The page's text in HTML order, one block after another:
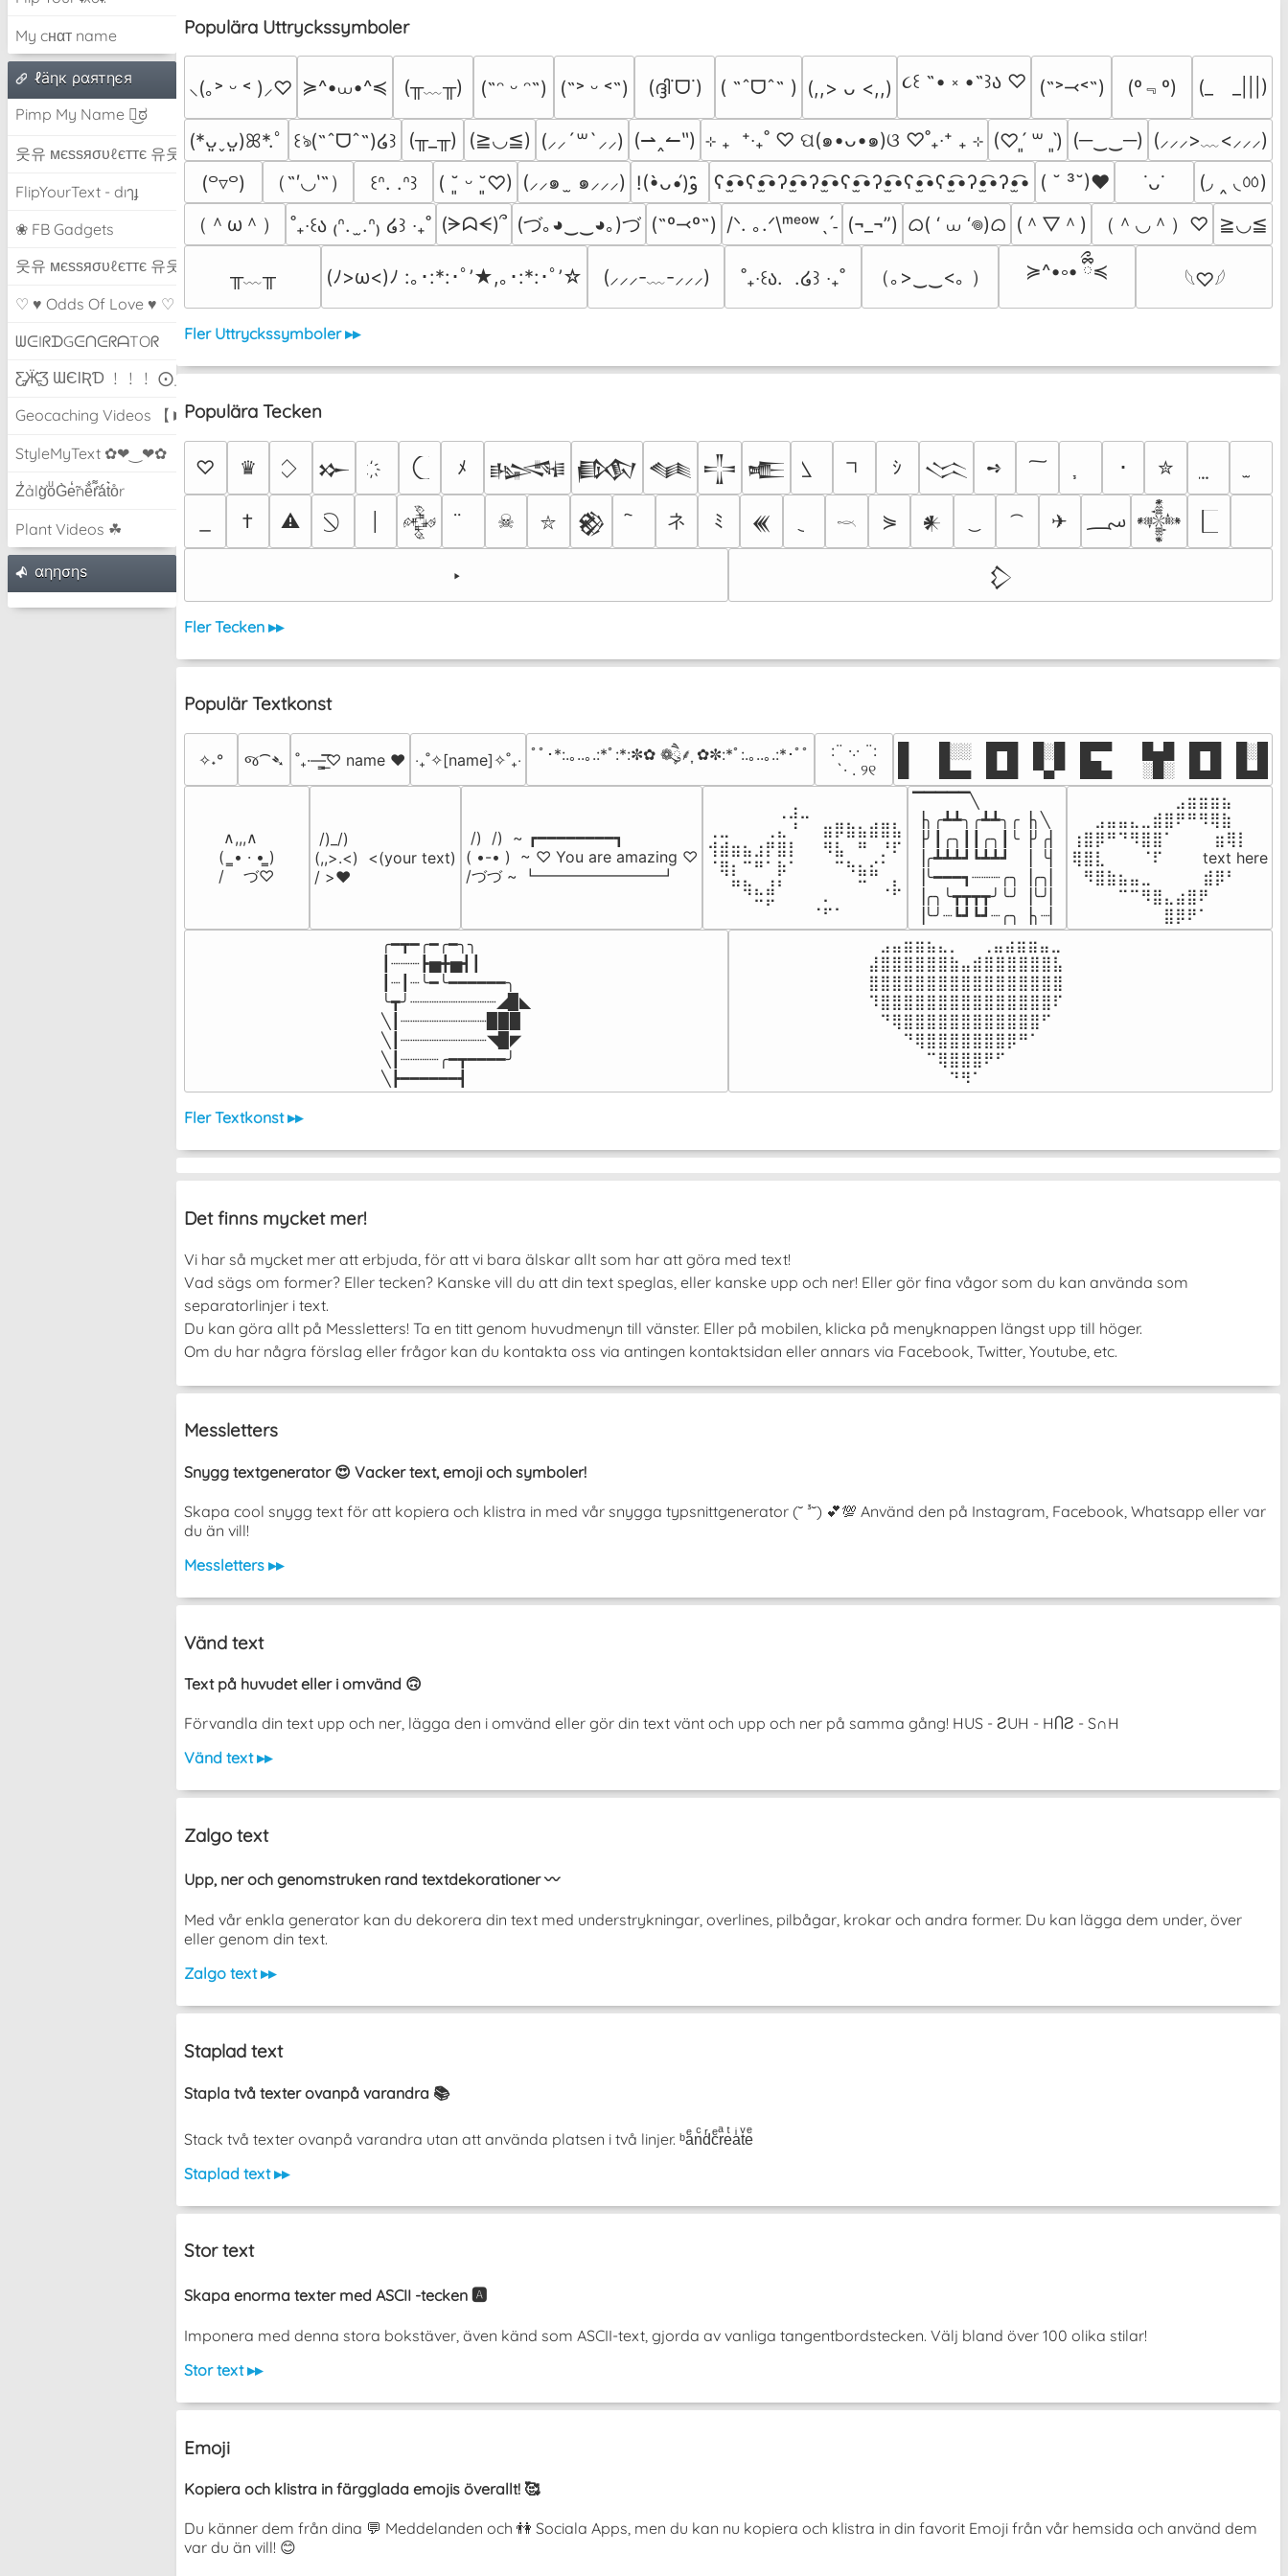
My cнαт name
ℓäηк ραятηєя
Pimp My Name ಠ͜ಠ
웃유 мєѕѕяσυℓєттє 유웃
FlipYourText - dıๅɟ
❀ FB Gadgets
웃유 мєѕѕяσυℓєттє 유웃
♡ ♥ Odds Of Love ♥ ♡
ᗯᕮIᖇᗪGᕮᑎᕮᖇᗩTOᖇ
Ƹ̵̡Ӝ̵̨̄Ʒ ƜЄƖƦƊ ﹗﹗﹗ ⨀_⨀
Geocaching Videos 【►】
StyleMyText ✿❤‿❤✿
Z̾ảlg̀͐oͧG̀e̒̃nȅ̐r͌̑á͑t͛o̊r
Plant Videos ☘
αηησηѕ
Populära Uttryckssymboler
⸜(｡˃ ᵕ ˂ )⸝♡ ≽^•⩊•^≼ (╥﹏╥) (˶ᵔ ᵕ ᵔ˶) (˶˃ ᵕ ˂˶) (ദ്ദി˙ᗜ˙) ( ˶ˆᗜˆ˵ ) (,,> ᴗ <,,) ૮꒰ ˶• ༝ •˶꒱ა ♡ (˶˃⤙˂˶) (º﹃º) (_　_|||)
(*ᴗ͈ˬᴗ͈)ꕤ*.ﾟ ꒰ঌ(˶ˆᗜˆ˵)໒꒱ (╥_╥) (≧◡≦) (⸝⸝´꒳`⸝⸝) (⇀‸↼‶) ⊹ ₊  ⁺‧₊˚ ♡ ପ(๑•ᴗ•๑)ଓ ♡˚₊‧⁺ ₊ ⊹ (♡ˊ͈ ꒳ ˋ͈) (─‿‿─) (⸝⸝⸝>﹏<⸝⸝⸝)
(꒪▿꒪)
（˶′◡‵˶） ꒰ᐢ. .ᐢ꒱ ( ˘͈ ᵕ ˘͈♡) (⸝⸝๑  ̫ ๑⸝⸝⸝) ʕ•̫͡•ʕ•̫͡•ʔ•̫͡•ʔ•̫͡•ʕ•̫͡•ʔ•̫͡•ʕ•̫͡•ʕ•̫͡•ʔ•̫͡•ʔ•̫͡• ( ˘ ³˘)♥ ˙ᴗ˙
(◞ ‸ ◟ㆀ)
（＾ω＾）
˚₊‧꒰ა ₍ᐢ.  ̫.ᐢ₎ ໒꒱ ‧₊˚ (ᗒᗣᗕ)՞ (づ｡◕‿‿◕｡)づ (˶º⤙º˶) /ᐠ. ｡.ᐟ\ᵐᵉᵒʷˎˊ˗ (¬_¬”) ᜊ( ‘ ⩊ ‘𖦹)ᜊ (＾▽＾) （＾◡＾）♡ ≧◡≦
╥﹏╥ (ﾉ>ω<)ﾉ :｡･:*:･ﾟ’★,｡･:*:･ﾟ’☆ (⸝⸝⸝-﹏-⸝⸝⸝) ˚₊‧꒰ა.  .໒꒱ ‧₊˚ （｡>‿‿<｡ ） ≽^•༚• ྀིྀ≼ 𓆩♡𓆪
Fler Uttryckssymboler ▸▸
Populära Tecken
♡ ♛ 𒁍 ﾒ 𒈙 𒁃 𒈝 𒋲 𒍫 ｼ 𒈱 ➺ ･ ✮
† ⚠ 𒅒 ☠ ⛥ 𒆙 ネ ﾐ 𒌍 𓎖 ⋟ 𒀭 ✈ ؄ 𒀱
‣ 𒁷
Fler Tecken ▸▸
Populär Textkonst
✧˖° જ⁀➴ ˚₊·—̳͟͞͞♡ name ♥️ ‎‧₊˚✧[name]✧˚₊‧ ﾟﾟ･*:.｡..｡.:*ﾟ:*:✼✿ ❁ཻུ۪۪⸙͎ ✿✼:*ﾟ:.｡..｡.:*･ﾟﾟ
⠀:¨ ·.· ¨:⠀
⠀ `· . ୨୧⠀
█  █░░ █▀█ █░█ █▀▀  █▄█ █▀█ █░█
█  █▄▄ █▄█ ▀▄▀ ██▄  ░█░ █▄█ █▄█
∧,,,∧
(  ̳• · • ̳)
/    づ♡
/)_/)
(,,>.<)  <(your text)
/ >❤️
/)  /)  ~ ┏━━━━━━━━┓
( •-• )  ~ ♡ You are amazing ♡
/づづ ~ ┗━━━━━━━━┛
⠀⠀⠀⠀⠀⠀⢀⣰⣀⠀⠀⠀⠀⠀⠀⠀⠀
⢀⣀⠀⠀⠀⢀⣄⠘⠀⠀⣶⡿⣷⣦⣾⣿⣧
⢺⣾⣶⣦⣰⡟⣿⡇⠀⠀⠻⣧⠀⠛⠀⡘⠏
⠈⢿⡆⠉⠛⠁⡷⠁⠀⠀⠀⠉⠳⣦⣮⠁⠀
⠀⠀⠛⢷⣄⣼⠃⠀⠀⠀⠀⠀⠀⠉⠀⠠⡧
⠀⠀⠀⠀⠉⠋⠀⠀⠀⠠⡥⠄⠀⠀⠀⠀⠀
▔▔▔▔▔╲
▕╮╭┻┻╮╭┻┻╮╭▕╮╲
▕╯┃╭╮┃┃╭╮┃╰▕╯╭▏
▕╭┻┻┻┛┗┻┻┛  ▕  ╰▏
▕╰━━━┓┈┈┈╭╮▕╭╮▏
▕╭╮╰┳┳┳┳╯╰╯▕╰╯▏
▕╰╯┈┗┛┗┛┈╭╮▕╮┈▏
⠀⠀⠀⠀⠀⠀⠀⠀⠀⣠⣶⣶⣶⣦⠀⠀
⠀⠀⣠⣤⣤⣄⣀⣾⣿⠟⠛⠻⢿⣷⠀
⢰⣿⡿⠛⠙⠻⣿⣿⠁⠀⠀ ⠀⣶⢿⡇
⢿⣿⣇⠀⠀⠀⠈⠏⠀⠀⠀ text here
⠀⠻⣿⣷⣦⣤⣀⠀⠀⠀ ⠀⣾⡿⠃⠀
⠀⠀⠀⠀⠉⠉⠻⣿⣄⣴⣿⠟⠀⠀⠀
⠀⠀⠀⠀⠀⠀⠀⠀⣿⡿⠟⠁⠀⠀⠀
╭━┳━╭━╭━╮╮
┃┈┈┈┣▅╋▅┫┃
┃┈┃┈╰━╰━━━━━━╮
╰┳╯┈┈┈┈┈┈┈┈┈◢▉◣
╲┃┈┈┈┈┈┈┈┈┈▉▉▉
╲┃┈┈┈┈┈┈┈┈┈◥▉◤
╲┃┈┈┈┈╭━┳━━━━╯
╲┣━━━━━━┫﻿
⠀⣠⣤⣶⣶⣦⣄⡀  ⠀⢀⣤⣴⣶⣶⣤⣀⠀
⣼⣿⣿⣿⣿⣿⣿⣷⣤⣾⣿⣿⣿⣿⣿⣿⣧
⣿⣿⣿⣿⣿⣿⣿⣿⣿⣿⣿⣿⣿⣿⣿⣿⣿
⠹⣿⣿⣿⣿⣿⣿⣿⣿⣿⣿⣿⣿⣿⣿⣿⠏
⠀⠙⢿⣿⣿⣿⣿⣿⣿⣿⣿⣿⣿⣿⣿⠋⠀
⠀⠀⠀⠙⢿⣿⣿⣿⣿⣿⣿⣿⡿⠛⠁⠀⠀
⠀⠀⠀⠀⠀⠉⢿⣿⣿⣿⠟⠋⠀⠀⠀⠀⠀
⠀⠀⠀⠀⠀⠀⠀⠙⠻⠁⠀⠀⠀⠀⠀⠀⠀⠀⠀⠀⠀⠀⠀
Fler Textkonst ▸▸
Det finns mycket mer!
Vi har så mycket mer att erbjuda, för att vi bara älskar allt som har att göra med text!
Vad sägs om former? Eller tecken? Kanske vill du att din text speglas, eller kanske upp och ner! Eller gör fina vågor som du kan använda som
separatorlinjer i text.
Du kan göra allt på Messletters! Ta en titt genom huvudmenyn till vänster. Eller på mobilen, klicka på menyknappen längst upp till höger.
Om du har några förslag eller frågor kan du kontakta oss via antingen kontaktsidan eller annars via Facebook, Twitter, Youtube, etc.
Messletters
Snygg textgenerator 😍 Vacker text, emoji och symboler!
Skapa cool snygg text för att kopiera och klistra in med vår snygga typsnittgenerator (˘ ³˘) 💕💯 Använd den på Instagram, Facebook, Whatsapp eller var
du än vill!
Messletters ▸▸
Vänd text
Text på huvudet eller i omvänd 🙃
Förvandla din text upp och ner, lägga den i omvänd eller gör din text vänt och upp och ner på samma gång! HUS - ƧUH - HႶƧ - S∩H
Vänd text ▸▸
Zalgo text
Upp, ner och genomstruken rand textdekorationer 〰️
Med vår enkla generator kan du dekorera din text med understrykningar, overlines, pilbågar, krokar och andra former. Du kan lägga dem under, över
eller genom din text.
Zalgo text ▸▸
Staplad text
Stapla två texter ovanpå varandra 📚
Stack två texter ovanpå varandra utan att använda platsen i två linjer. ᵇaͤnͨdͬcͤrͣeͭaͥtͮeͤ
Staplad text ▸▸
Stor text
Skapa enorma texter med ASCII -tecken 🅰️
Imponera med denna stora bokstäver, även känd som ASCII-text, gjorda av vanliga tangentbordstecken. Välj bland över 100 olika stilar!
Stor text ▸▸
Emoji
Kopiera och klistra in färgglada emojis överallt! 🥰
Du känner dem från dina 💬 Meddelanden och 👫 Sociala Apps, men du kan nu kopiera och klistra in din favorit Emoji från vår hemsida och använd dem
var du än vill! 😊